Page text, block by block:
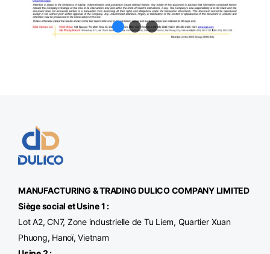
MANUFACTURING & TRADINGDULICOCOMPANY LIMITED
Siège social et Usine 1 :
Lot A2, CN7, Zone industrielle de Tu Liem, Quartier Xuan
Phuong, Hanoï, Vietnam